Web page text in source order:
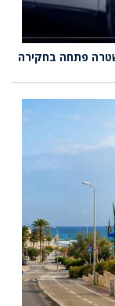
פתחה בחקירה